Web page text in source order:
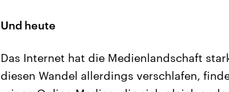
Und heute
Das Internet hat die Medienlandschaft
diesen Wandel allerdings verschlafen,